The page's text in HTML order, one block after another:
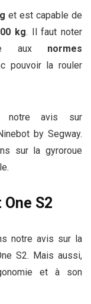
et est capable de
kg. Il faut noter
aux normes
pouvoir la rouler
notre avis sur
by Segway.
sur la gyroroue
S2
notre avis sur la
S2. Mais aussi,
et à son